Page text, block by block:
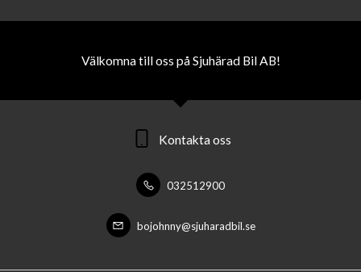
Välkomna till oss på Sjuhärad Bil AB!
Kontakta oss
032512900
bojohnny@sjuharadbil.se